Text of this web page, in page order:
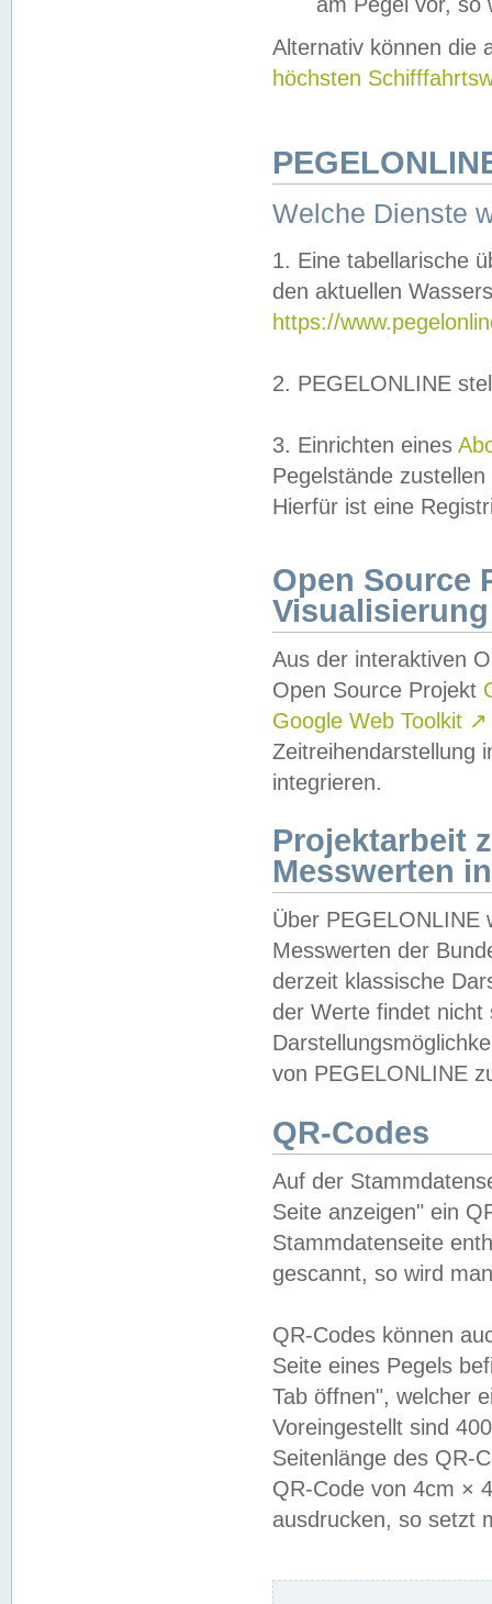
Alternativ können die
höchsten
Welche Dienste
1. Eine tabellarische
den aktuellen
https://
2. PEGELONLINE
3. Einrichten eines
Pegelstände
Hierfür ist eine
Open Source
Visualisierung
Aus der interaktiven
Open Source Projekt
Google Web Toolkit ↗
Zeitreihendarstellung
integrieren.
Projektarbeit
Messwerten
Über PEGELONLINE
Messwerten der
derzeit klassische
der Werte findet
von PEGELONLINE
QR-Codes
Auf der
Seite anzeigen" ein
Stammdatenseite
gescannt, so wird
QR-Codes können
Seite eines Pegels
Tab öffnen", welcher
Voreingestellt sind
Seitenlänge des QR-
QR-Code von 4cm ×
ausdrucken, so setzt